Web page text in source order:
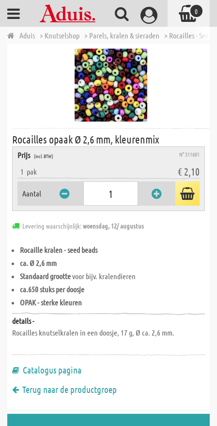
Aduis > Knutselshop > Parels, kralen & sieraden > Rocailles - Seed
Rocailles opaak Ø 2,6 mm, kleurenmix
Prijs (incl. BTW) N° 311601
1 pak € 2,10
Aantal
Levering waarschijnlijk:woensdag, 12/ augustus
Rocaille kralen - seed beads
ca. Ø 2,6 mm
Standaard groottevoor bijv. kralendieren
ca.650 stuks per doosje
OPAK - sterke kleuren
details -
Rocailles knutselkralen in een doosje, 17 g, Ø ca. 2,6 mm.
Catalogus pagina
Terug naar de productgroep
0